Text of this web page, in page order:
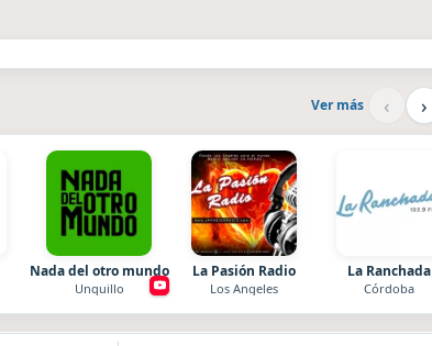
Ver más ‹ ›
Nada del otro mundo
Unquillo
La Pasión Radio
Los Angeles
La Ranchada
Córdoba